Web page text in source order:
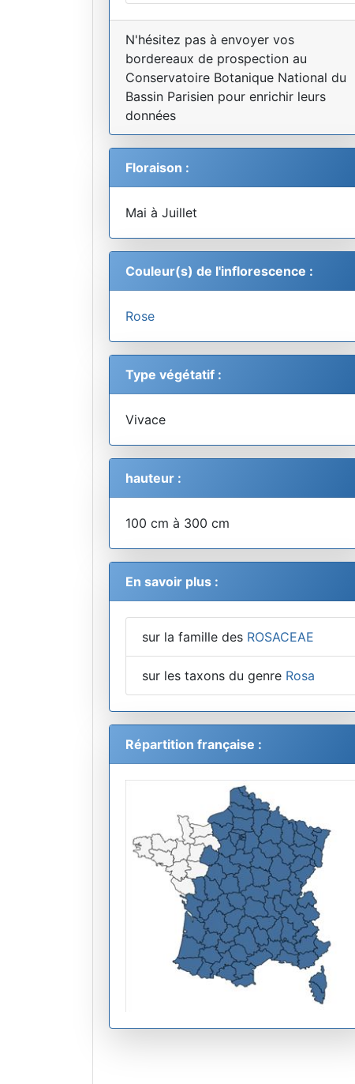
N'hésitez pas à envoyer vos
bordereaux de prospection au
Conservatoire Botanique National du
Bassin Parisien pour enrichir leurs
données
Floraison :
Mai à Juillet
Couleur(s) de l'inflorescence :
Rose
Type végétatif :
Vivace
hauteur :
100 cm à 300 cm
En savoir plus :
sur la famille des ROSACEAE
sur les taxons du genre Rosa
Répartition française :